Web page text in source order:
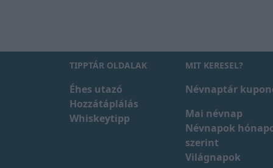
TIPPTÁR OLDALAK
Éhes utazó
Hozzátáplálás
Whiskeytipp
MIT KERESEL?
Névnaptár
Mai névnap
Névnapok
szerint
Világnapok